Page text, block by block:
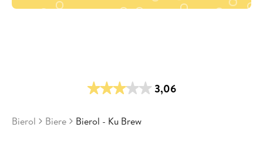
3,06
Bierol Biere Bierol - Ku Brew